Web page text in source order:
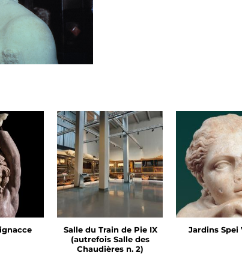
Salle du Train de Pie IX
(autrefois Salle des
Chaudières n. 2)
Jardins Spei